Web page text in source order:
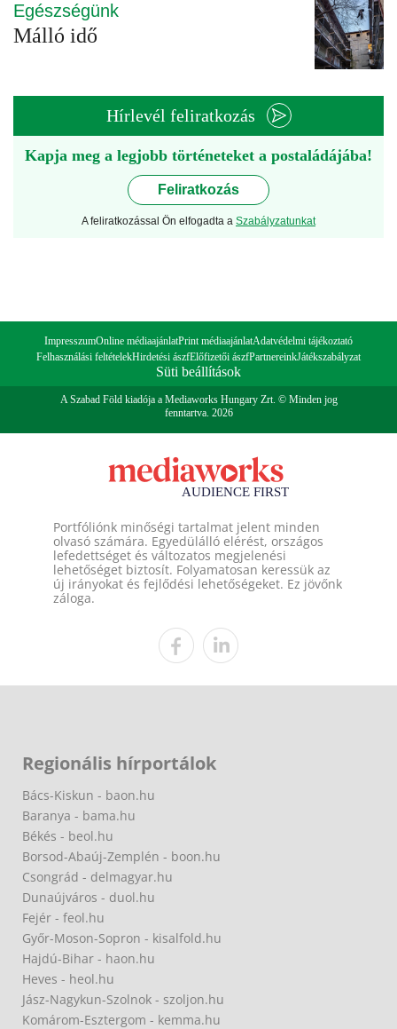
Egészségünk
Málló idő
Hírlevél feliratkozás
Kapja meg a legjobb történeteket a postaládájába!
Feliratkozás
A feliratkozással Ön elfogadta a Szabályzatunkat
ImpresszumOnline médiaajánlatPrint médiaajánlatAdatvédelmi tájékoztató
Felhasználási feltételekHirdetési ászfElőfizetői ászfPartnereinkJátékszabályzat
Süti beállítások
A Szabad Föld kiadója a Mediaworks Hungary Zrt. © Minden jog
fenntartva. 2026
Portfóliónk minőségi tartalmat jelent minden
olvasó számára. Egyedülálló elérést, országos
lefedettséget és változatos megjelenési
lehetőséget biztosít. Folyamatosan keressük az
új irányokat és fejlődési lehetőségeket. Ez jövőnk
záloga.
Regionális hírportálok
Bács-Kiskun - baon.hu
Baranya - bama.hu
Békés - beol.hu
Borsod-Abaúj-Zemplén - boon.hu
Csongrád - delmagyar.hu
Dunaújváros - duol.hu
Fejér - feol.hu
Győr-Moson-Sopron - kisalfold.hu
Hajdú-Bihar - haon.hu
Heves - heol.hu
Jász-Nagykun-Szolnok - szoljon.hu
Komárom-Esztergom - kemma.hu